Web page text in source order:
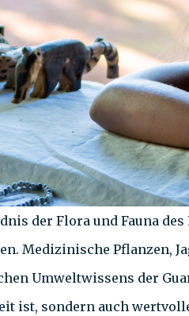
der Flora und Fauna
Medizinische Pflanzen,
Umweltwissens der
ist, sondern auch